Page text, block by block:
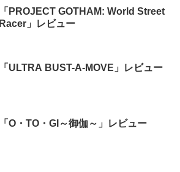
「PROJECT GOTHAM: World Street
Racer」レビュー
「ULTRA BUST-A-MOVE」レビュー
「O・TO・GI～御伽～」レビュー